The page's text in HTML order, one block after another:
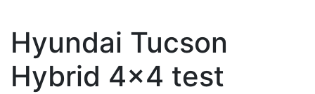
Hyundai Tucson
Hybrid 4x4 test